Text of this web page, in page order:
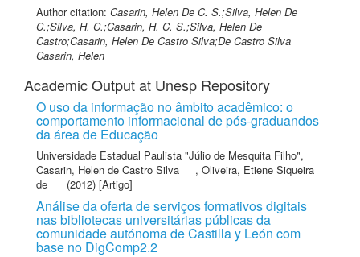
Author citation: Casarin, Helen De C. S.;Silva, Helen De
C.;Silva, H. C.;Casarin, H. C. S.;Silva, Helen De
Castro;Casarin, Helen De Castro Silva;De Castro Silva
Casarin, Helen
Academic Output at Unesp Repository
O uso da informação no âmbito acadêmico: o
comportamento informacional de pós-graduandos
da área de Educação
Universidade Estadual Paulista "Júlio de Mesquita Filho",
Casarin, Helen de Castro Silva
, Oliveira, Etiene Siqueira
de
(2012) [Artigo]
Análise da oferta de serviços formativos digitais
nas bibliotecas universitárias públicas da
comunidade autónoma de Castilla y León com
base no DigComp2.2